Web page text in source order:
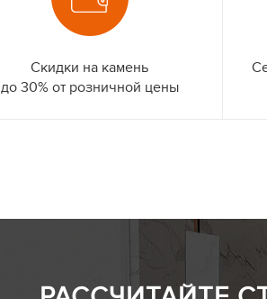
Скидки на камень
до 30% от розничной цены